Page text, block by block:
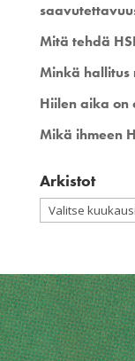
Mitä tehdä
Minkä hallitus
Hiilen aika on
Mikä ihmeen
Arkistot
Arkistot